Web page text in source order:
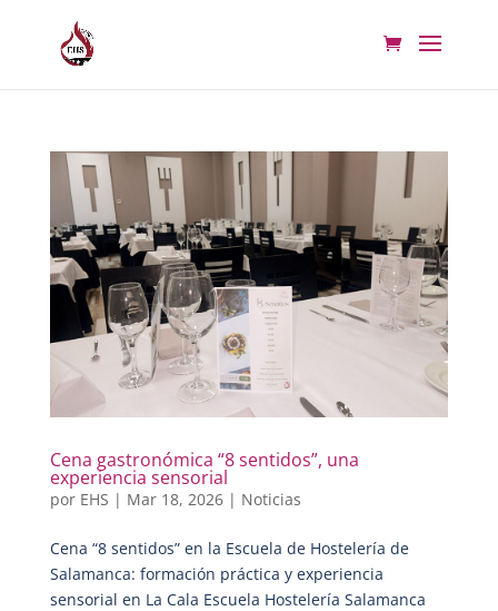
Cena gastronómica “8 sentidos”, una
experiencia sensorial
por EHS | Mar 18, 2026| Noticias
Cena “8 sentidos” en la Escuela de Hostelería de
Salamanca: formación práctica y experiencia
sensorial en La Cala Escuela Hostelería Salamanca